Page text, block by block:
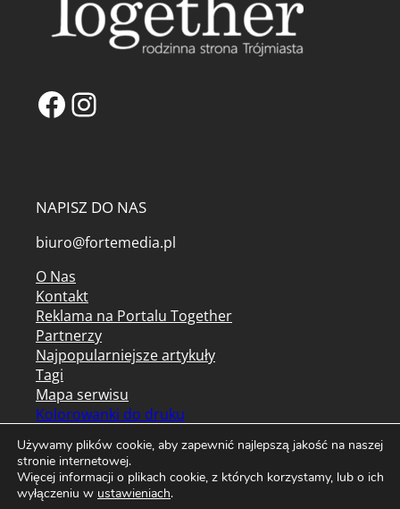
Facebook
Instagram
NAPISZ DO NAS
biuro@fortemedia.pl
O Nas
Kontakt
Reklama na Portalu Together
Partnerzy
Najpopularniejsze artykuły
Tagi
Mapa serwisu
Kolorowanki do druku
Archiwum czasopism
Regulamin serwisu
Regulamin newslettera
Używamy plików cookie, aby zapewnić najlepszą jakość na naszej
stronie internetowej.
Więcej informacji o plikach cookie, z których korzystamy, lub o ich
wyłączeniu w ustawieniach.